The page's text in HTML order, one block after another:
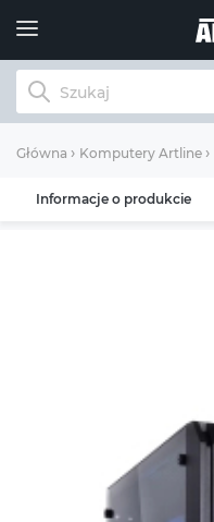
Główna Komputery Artline
Informacje o produkcie